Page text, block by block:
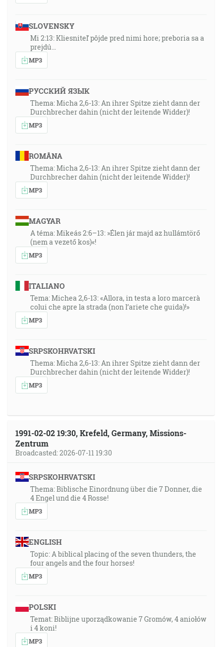
SLOVENSKY
Mi 2:13: Kliesniteľ pôjde pred nimi hore; preboria sa a
prejdú…
MP3
РУССКИЙ ЯЗЫК
Thema: Micha 2,6-13: An ihrer Spitze zieht dann der
Durchbrecher dahin (nicht der leitende Widder)!
MP3
ROMÂNA
Thema: Micha 2,6-13: An ihrer Spitze zieht dann der
Durchbrecher dahin (nicht der leitende Widder)!
MP3
MAGYAR
A téma: Mikeás 2:6–13: »Élen jár majd az hullámtörő
(nem a vezető kos)«!
MP3
ITALIANO
Tema: Michea 2,6-13: «Allora, in testa a loro marcerà
colui che apre la strada (non l’ariete che guida)!»
MP3
SRPSKOHRVATSKI
Thema: Micha 2,6-13: An ihrer Spitze zieht dann der
Durchbrecher dahin (nicht der leitende Widder)!
MP3
1991-02-02 19:30, Krefeld, Germany, Missions-
Zentrum
Broadcasted: 2026-07-11 19:30
SRPSKOHRVATSKI
Thema: Biblische Einordnung über die 7 Donner, die
4 Engel und die 4 Rosse!
MP3
ENGLISH
Topic: A biblical placing of the seven thunders, the
four angels and the four horses!
MP3
POLSKI
Temat: Biblijne uporządkowanie 7 Gromów, 4 aniołów
i 4 koni!
MP3